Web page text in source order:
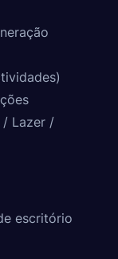
/ Lazer /
escritório